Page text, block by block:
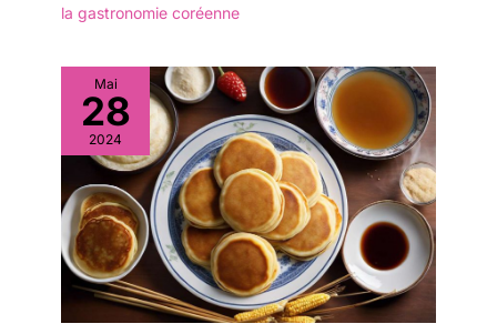
empilable et céramique
lignes peintes à la main
sur la surface offrent une
adhérence antidérapante
subtile pour une
manipulation plus sûre.
La conception empilable
économise un espace
considérable dans les
armoires, parfaite pour
les appartements, les
petites cuisines et un
Lave-vaisselle et Facile à
et dans l'armoire de
stérilisation.Résolvez
complètement le
problème du nettoyage
après les repas, même le
lavage à la main ne
laissera pas de saleté et
de taches d'huile.Idéal
pour les baguettes
réutilisables. Si vous ne
voulez pas utiliser de
utiliser dans les
maison et bonne hygiène
pour les plats à emporter.
LONGUEUR 20 CM
ÉPAISSEUR 4,5 MM :
Prise en main facile,
même pour les
débutants en baguettes.
Les baguettes de moins
de 4,5 mm d'épaisseur
sont difficiles à tenir.
QU'EST-CE QUE
GENROKU ? Genroku 元
la gastronomie coréenne
Mai
28
2024